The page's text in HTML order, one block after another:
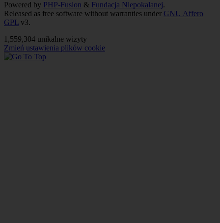
Powered by PHP-Fusion & Fundacja Niepokalanej.
Released as free software without warranties under GNU Affero
GPL v3.
1,559,304 unikalne wizyty
Zmień ustawienia plików cookie